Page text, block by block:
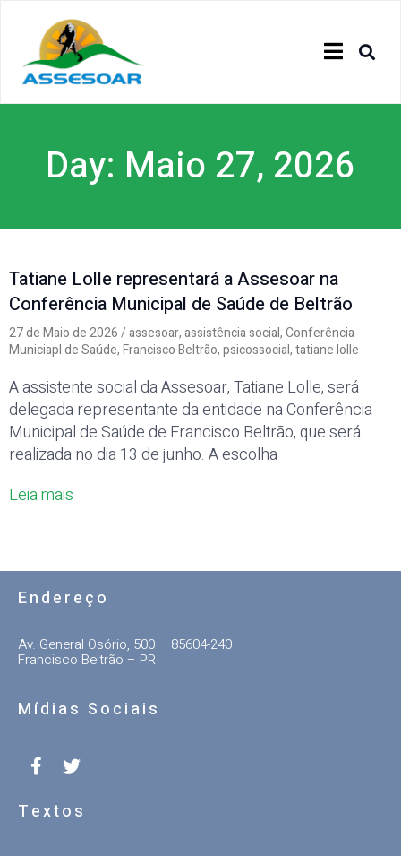
Day: Maio 27, 2026
Tatiane Lolle representará a Assesoar na
Conferência Municipal de Saúde de Beltrão
27 de Maio de 2026/assesoar,assistência social,Conferência
Municiapl de Saúde,Francisco Beltrão,psicossocial,tatiane lolle
A assistente social da Assesoar, Tatiane Lolle, será
delegada representante da entidade na Conferência
Municipal de Saúde de Francisco Beltrão, que será
realizada no dia 13 de junho. A escolha
Leia mais
Endereço
Av. General Osório, 500 – 85604-240
Francisco Beltrão – PR
Mídias Sociais
Textos